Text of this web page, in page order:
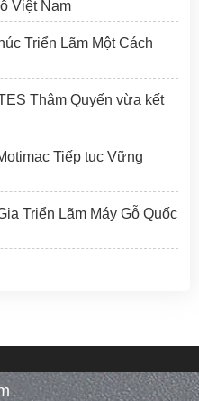
Việt Nam
Triển Lãm Một Cách
Thâm Quyến vừa kết
Tiếp tục Vững
Triển Lãm Máy Gỗ Quốc